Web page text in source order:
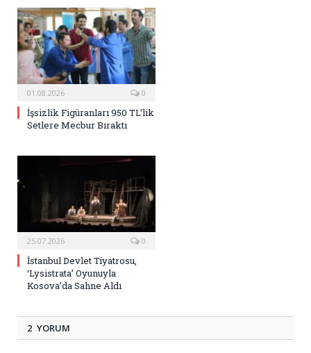
01.08.2026 0
İşsizlik Figüranları 950 TL’lik
Setlere Mecbur Bıraktı
25.07.2026 0
İstanbul Devlet Tiyatrosu,
‘Lysistrata’ Oyunuyla
Kosova’da Sahne Aldı
2 YORUM